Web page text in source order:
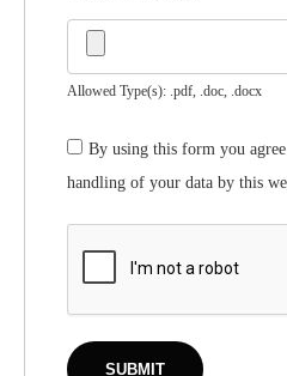
Allowed Type(s): .pdf, .doc, .docx
By using this form you
handling of your data by this